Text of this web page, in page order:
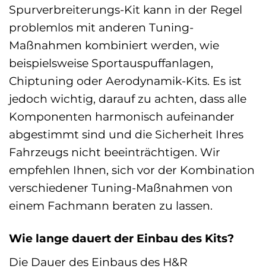
Spurverbreiterungs-Kit kann in der Regel
problemlos mit anderen Tuning-
Maßnahmen kombiniert werden, wie
beispielsweise Sportauspuffanlagen,
Chiptuning oder Aerodynamik-Kits. Es ist
jedoch wichtig, darauf zu achten, dass alle
Komponenten harmonisch aufeinander
abgestimmt sind und die Sicherheit Ihres
Fahrzeugs nicht beeinträchtigen. Wir
empfehlen Ihnen, sich vor der Kombination
verschiedener Tuning-Maßnahmen von
einem Fachmann beraten zu lassen.
Wie lange dauert der Einbau des Kits?
Die Dauer des Einbaus des H&R